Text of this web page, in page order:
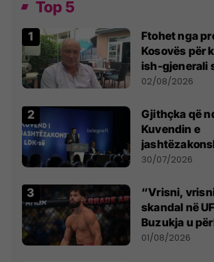
Top 5
Ftohet nga
Kosovës për
ish-gjenerali
dikush e
02/08/2026
Gjithçka që
Kuvendin e
së
30/07/2026
“Vrisni,
skandal në
Buzukja u
anti-shqiptare
01/08/2026